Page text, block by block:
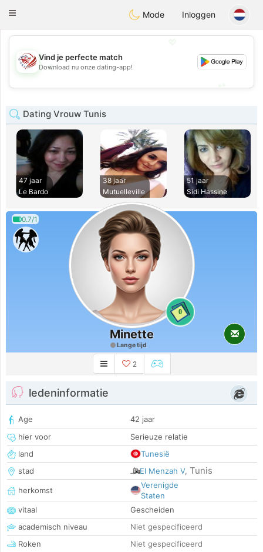
StatesDating
Toggle
Mode Inloggen
💖
💕
Vind je perfecte match
Download nu onze dating-app!
Dating Vrouw Tunis
47 jaar
Le Bardo
38 jaar
Mutuelleville
51 jaar
Sidi Hassine
0.7/1
0
Minette
Lange tijd
2
ledeninformatie
Age
42 jaar
hier voor
Serieuze relatie
land
Tunesië
stad
El Menzah V, Tunis
herkomst
Verenigde
Staten
vitaal
Gescheiden
academisch niveau
Niet gespecificeerd
Roken
Niet gespecificeerd